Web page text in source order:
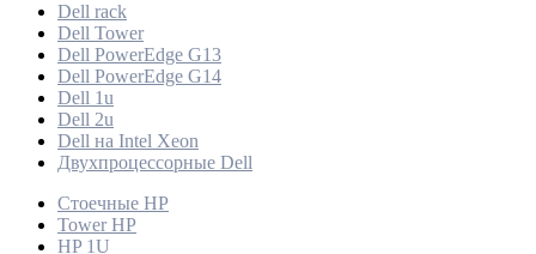
Dell rack
Dell Tower
Dell PowerEdge G13
Dell PowerEdge G14
Dell 1u
Dell 2u
Dell на Intel Xeon
Двухпроцессорные Dell
Стоечные HP
Tower HP
HP 1U